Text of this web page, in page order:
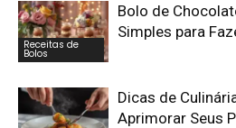
Receitas de
Bolos
Bolo de
Simples para
Dicas de
Aprimorar Seus